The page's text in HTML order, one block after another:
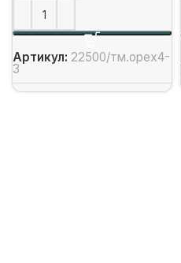
Артикул: 22500/тм.орех4-
3